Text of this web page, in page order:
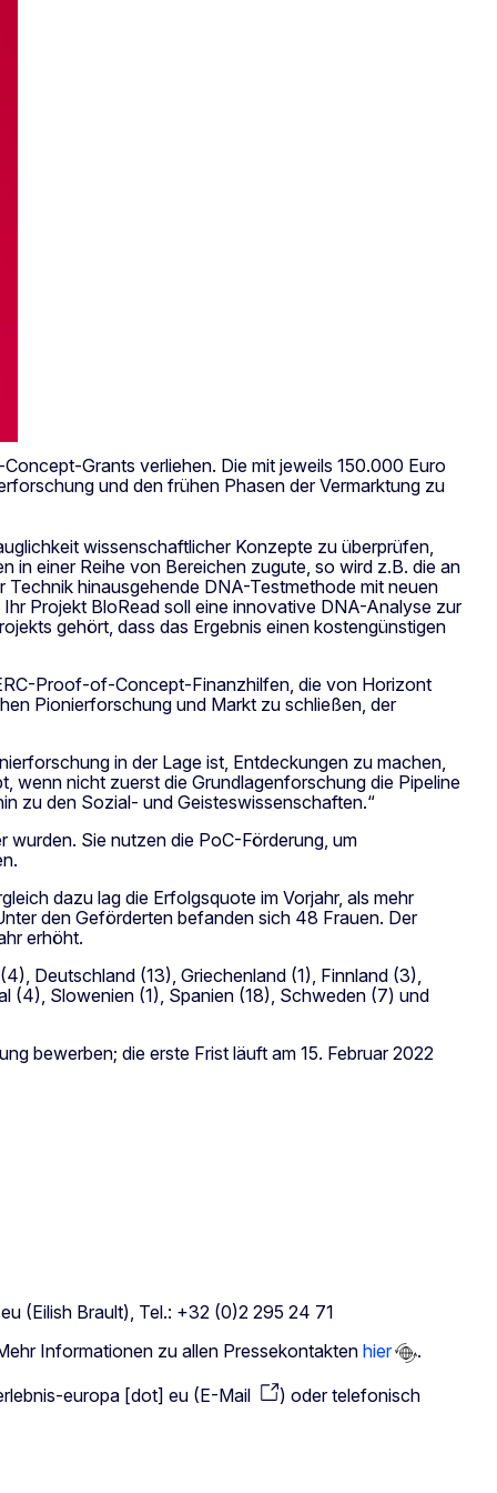
Grants verliehen. Die mit jeweils 150.000 Euro
und den frühen Phasen der Vermarktung zu
wissenschaftlicher Konzepte zu überprüfen,
in einer Reihe von Bereichen zugute, so wird z.B. die an
hinausgehende DNA-Testmethode mit neuen
Projekt BloRead soll eine innovative DNA-Analyse zur
gehört, dass das Ergebnis einen kostengünstigen
Proof-of-Concept-Finanzhilfen, die von Horizont
Pionierforschung und Markt zu schließen, der
in der Lage ist, Entdeckungen zu machen,
wenn nicht zuerst die Grundlagenforschung die Pipeline
zu den Sozial- und Geisteswissenschaften.“
Sie nutzen die PoC-Förderung, um
dazu lag die Erfolgsquote im Vorjahr, als mehr
den Geförderten befanden sich 48 Frauen. Der
erhöht.
Deutschland (13), Griechenland (1), Finnland (3),
(4), Slowenien (1), Spanien (18), Schweden (7) und
bewerben; die erste Frist läuft am 15. Februar 2022
eu (Eilish Brault), Tel.: +32 (0)2 295 24 71
Informationen zu allen Pressekontaktenhier
.
europa [dot] eu (E-Mail ) oder telefonisch